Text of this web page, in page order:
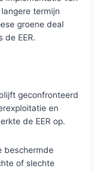
termijn
groene deal
de EER.
geconfronteerd
en
de EER op.
beschermde
of slechte